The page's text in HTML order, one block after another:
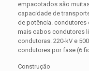
empacotados são
capacidade de
de potência.
mais cabos condutores
condutoras. 220-kV e
condutores por fase (6
Construção